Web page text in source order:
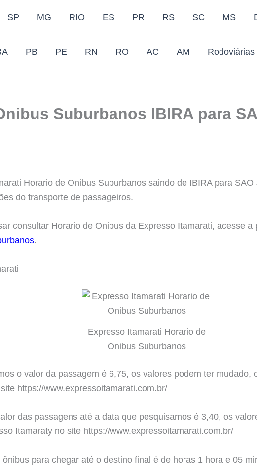
SP MG RIO ES PR RS SC MS
PB PE RN RO AC AM Rodoviárias
Suburbanos IBIRA para
Horario de Onibus Suburbanos saindo de IBIRA para
do transporte de passageiros.
consultar Horario de Onibus da Expresso Itamarati, acesse a
.
Expresso Itamarati Horario de
Onibus Suburbanos
o valor da passagem é 6,75, os valores podem ter mudado,
https://www.expressoitamarati.com.br/
das passagens até a data que pesquisamos é 3,40, os
Itamaraty no site https://www.expressoitamarati.com.br/
para chegar até o destino final é de horas 1 hora e 05